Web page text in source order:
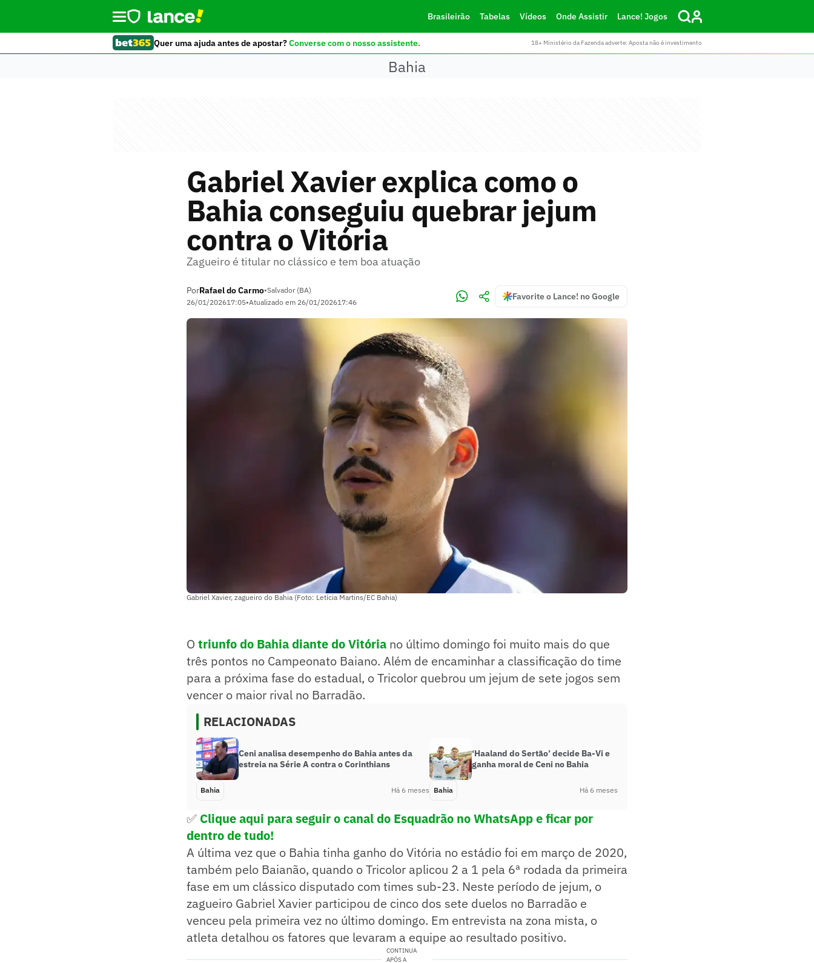
Brasileirão Tabelas Vídeos Onde Assistir Lance! Jogos
Quer uma ajuda antes de apostar?Converse com o nosso assistente. 18+ Ministério da Fazenda adverte: Aposta não é investimento
Bahia
Gabriel Xavier explica como o
Bahia conseguiu quebrar jejum
contra o Vitória
Zagueiro é titular no clássico e tem boa atuação
PorRafael do Carmo•Salvador (BA)
26/01/202617:05•Atualizado em 26/01/202617:46
Favorite o Lance! no Google
Gabriel Xavier, zagueiro do Bahia (Foto: Letícia Martins/EC Bahia)
O triunfo do Bahia diante do Vitória no último domingo foi muito mais do que
três pontos no Campeonato Baiano. Além de encaminhar a classificação do time
para a próxima fase do estadual, o Tricolor quebrou um jejum de sete jogos sem
vencer o maior rival no Barradão.
RELACIONADAS
Ceni analisa desempenho do Bahia antes da
estreia na Série A contra o Corinthians
Bahia Há 6 meses
‘Haaland do Sertão’ decide Ba-Vi e
ganha moral de Ceni no Bahia
Bahia Há 6 meses
✅ Clique aqui para seguir o canal do Esquadrão no WhatsApp e ficar por
dentro de tudo!
A última vez que o Bahia tinha ganho do Vitória no estádio foi em março de 2020,
também pelo Baianão, quando o Tricolor aplicou 2 a 1 pela 6ª rodada da primeira
fase em um clássico disputado com times sub-23. Neste período de jejum, o
zagueiro Gabriel Xavier participou de cinco dos sete duelos no Barradão e
venceu pela primeira vez no último domingo. Em entrevista na zona mista, o
atleta detalhou os fatores que levaram a equipe ao resultado positivo.
CONTINUA
APÓS A